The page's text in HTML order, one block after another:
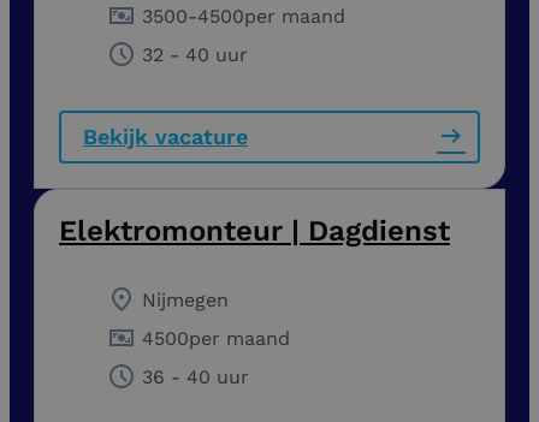
3500-4500per maand
32 - 40 uur
Bekijk vacature
Elektromonteur | Dagdienst
Nijmegen
4500per maand
36 - 40 uur